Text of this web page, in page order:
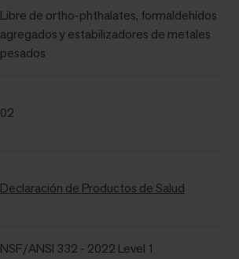
Libre de ortho-phthalates, formaldehídos
agregados y estabilizadores de metales
pesados
02
Declaración de Productos de Salud
NSF/ANSI 332 - 2022 Level 1